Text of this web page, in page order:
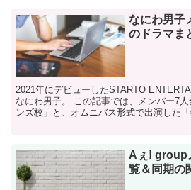
なにわ男子
のドラマま
2021年にデビューしたSTARTO
なにわ男子。 この記事では、メンバー7
ンズ校」と、オムニバス形式で出演した
Aぇ! group
覧＆同期の